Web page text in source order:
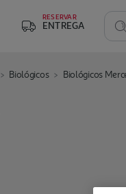
RESERVAR
ENTREGA
Biológicos Biológicos